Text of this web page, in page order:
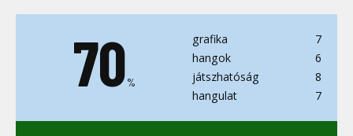
70%
grafika
7
hangok
6
játszhatóság
8
hangulat
7